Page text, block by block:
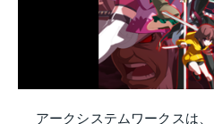
アークシステムワークスは、